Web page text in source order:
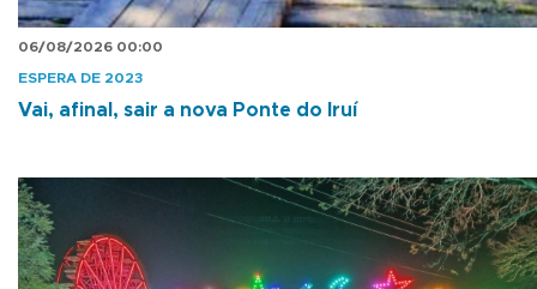
06/08/2026 00:00
ESPERA DE 2023
Vai, afinal, sair a nova Ponte do Iruí